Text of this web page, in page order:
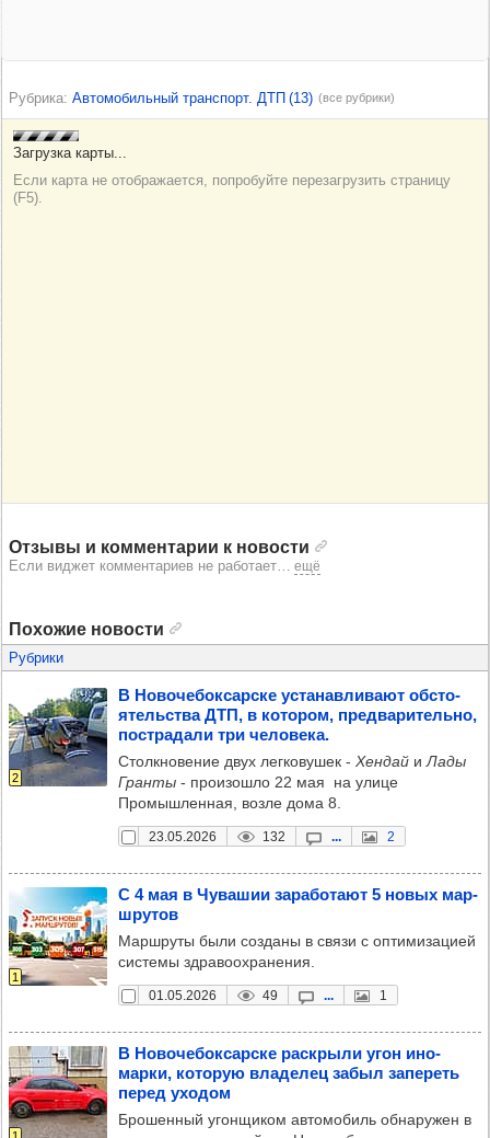
Рубрика Автомобильный транспорт. ДТП (13) (все рубрики)
Отзывы и комментарии к новости
Если виджет комментариев не работает… ещё
Похожие новости
Рубрики
2
В Ново­че­бок­сар­ске уста­нав­ли­вают обсто­
ятель­ства ДТП, в кото­ром, пред­ва­ри­тельно,
пос­тра­дали три чело­века.
Столкновение двух легковушек - Хендай и Лады
Гранты - произошло 22 мая на улице
Промышленная, возле дома 8.
23.05.2026 132 ... 2
1
С 4 мая в Чува­шии зара­бо­тают 5 новых мар­
шру­тов
Маршруты были созданы в связи с оптимизацией
системы здравоохранения.
01.05.2026 49 ... 1
В Ново­че­бок­сар­ске рас­крыли угон ино­
марки, кото­рую вла­де­лец забыл запе­реть
перед ухо­дом
Брошенный угонщиком автомобиль обнаружен в